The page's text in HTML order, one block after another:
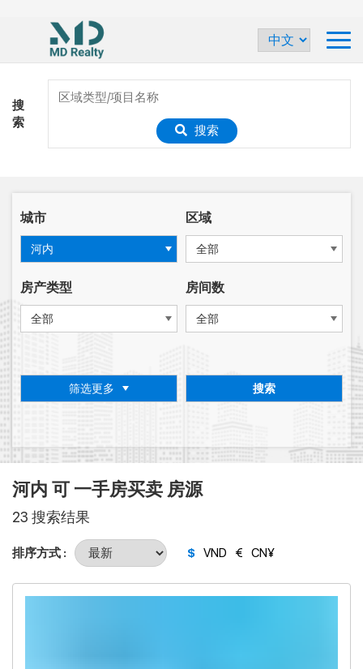
搜
索
搜索
城市
河内
区域
全部
房产类型
全部
房间数
全部
筛选更多 搜索
河内 可 一手房买卖 房源
23 搜索结果
排序方式 : $ VND € CN¥